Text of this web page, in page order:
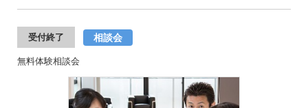
受付終了 相談会
無料体験相談会